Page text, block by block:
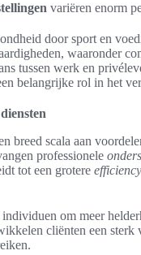
variëren enorm
door sport en
waaronder
tussen werk en
belangrijke rol in het
breed scala aan
professionele
tot een grotere
individuen om meer
cliënten een